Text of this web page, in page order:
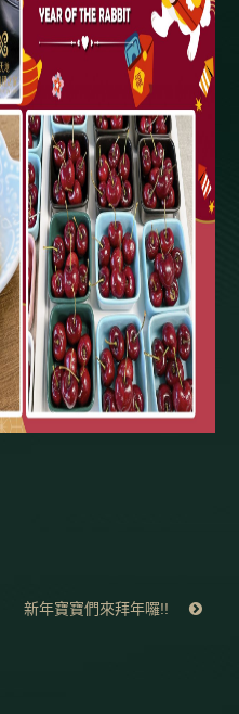
新年寶寶們來拜年囉!!